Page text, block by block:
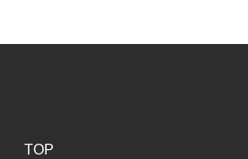
TOP